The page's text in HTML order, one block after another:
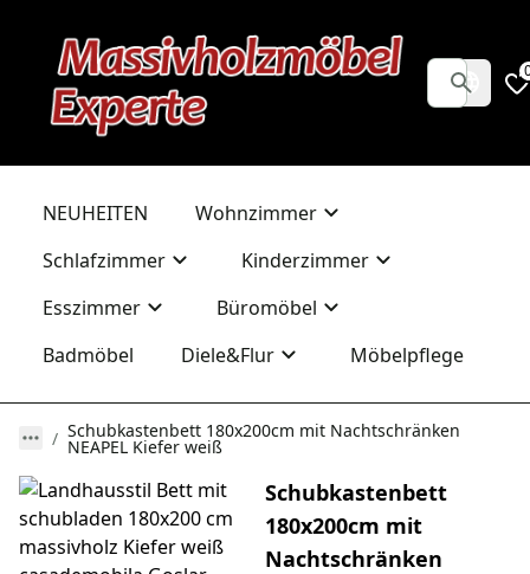
NEUHEITEN
Wohnzimmer
Schlafzimmer
Kinderzimmer
Esszimmer
Büromöbel
Badmöbel
Diele&Flur Möbelpflege
Schubkastenbett 180x200cm mit Nachtschränken
NEAPEL Kiefer weiß
Schubkastenbett
180x200cm mit
Nachtschränken